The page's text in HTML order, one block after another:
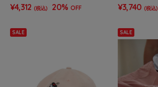
¥4,312 (税込) 20% OFF ¥3,740 (税込)
SALE SALE